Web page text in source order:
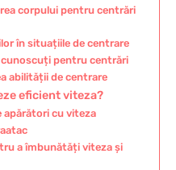
corpului pentru centrări
în situațiile de centrare
pentru centrări
abilității de centrare
eficient viteza?
apărători cu viteza
a îmbunătăți viteza și